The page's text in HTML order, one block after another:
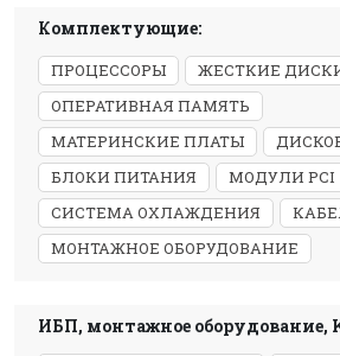
Комплектующие:
ПРОЦЕССОРЫ
ЖЕСТКИЕ
ОПЕРАТИВНАЯ ПАМЯТЬ
МАТЕРИНСКИЕ ПЛАТЫ
БЛОКИ ПИТАНИЯ
МОДУЛИ PCI
СИСТЕМА ОХЛАЖДЕНИЯ
МОНТАЖНОЕ ОБОРУДОВАНИЕ
ИБП, монтажное оборудование,